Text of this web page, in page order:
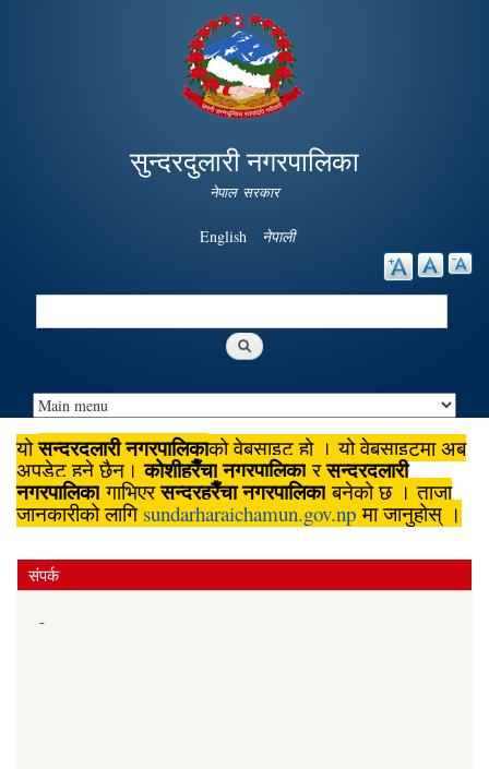
main
content
सुन्दरदुलारी नगरपालिका
नेपाल सरकार
English नेपाली
Search
योसुन्दरदुलारी नगरपालिकाको वेबसाइट हो । यो वेबसाइटमा अब
अपडेट हुने छैन।कोशीहरैँचानगरपालिका रसुन्दरदुलारी
नगरपालिका गाभिएरसुन्दरहरैँचानगरपालिका बनेको छ । ताजा
जानकारीको लागि sundarharaichamun.gov.np मा जानुहोस् ।
संपर्क
-